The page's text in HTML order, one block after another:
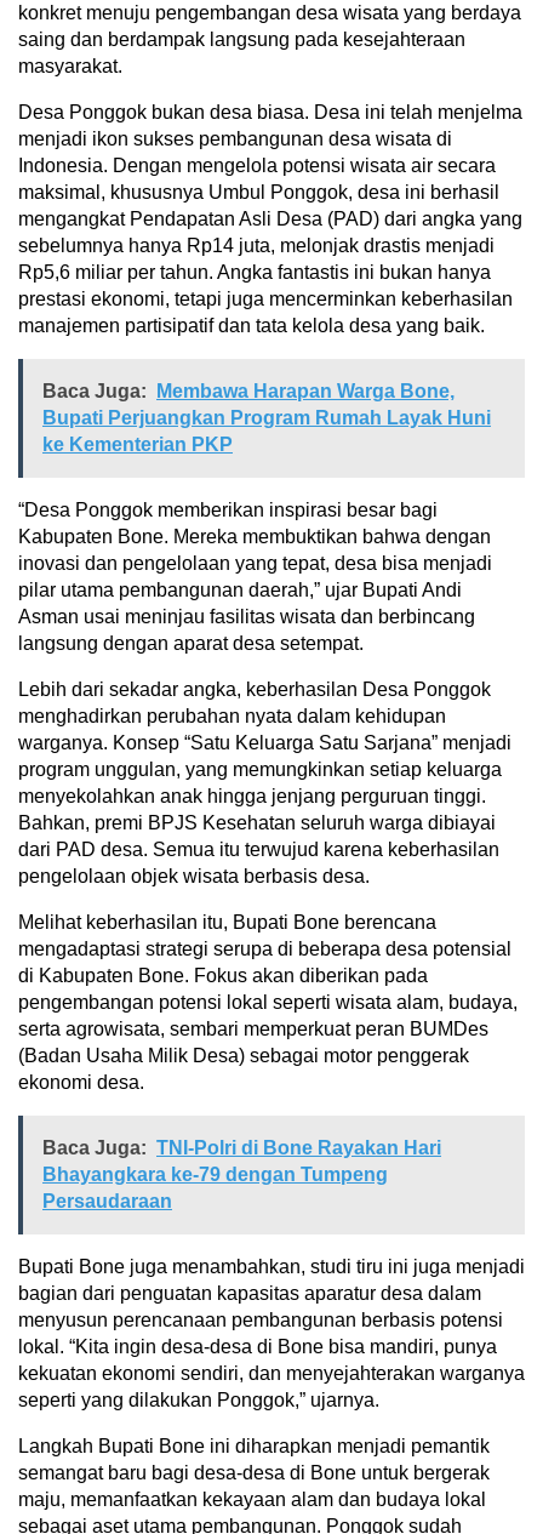
konkret menuju pengembangan desa wisata yang berdaya
saing dan berdampak langsung pada kesejahteraan
masyarakat.
Desa Ponggok bukan desa biasa. Desa ini telah menjelma
menjadi ikon sukses pembangunan desa wisata di
Indonesia. Dengan mengelola potensi wisata air secara
maksimal, khususnya Umbul Ponggok, desa ini berhasil
mengangkat Pendapatan Asli Desa (PAD) dari angka yang
sebelumnya hanya Rp14 juta, melonjak drastis menjadi
Rp5,6 miliar per tahun. Angka fantastis ini bukan hanya
prestasi ekonomi, tetapi juga mencerminkan keberhasilan
manajemen partisipatif dan tata kelola desa yang baik.
Baca Juga:
Membawa Harapan Warga Bone,
Bupati Perjuangkan Program Rumah Layak Huni
ke Kementerian PKP
“Desa Ponggok memberikan inspirasi besar bagi
Kabupaten Bone. Mereka membuktikan bahwa dengan
inovasi dan pengelolaan yang tepat, desa bisa menjadi
pilar utama pembangunan daerah,” ujar Bupati Andi
Asman usai meninjau fasilitas wisata dan berbincang
langsung dengan aparat desa setempat.
Lebih dari sekadar angka, keberhasilan Desa Ponggok
menghadirkan perubahan nyata dalam kehidupan
warganya. Konsep “Satu Keluarga Satu Sarjana” menjadi
program unggulan, yang memungkinkan setiap keluarga
menyekolahkan anak hingga jenjang perguruan tinggi.
Bahkan, premi BPJS Kesehatan seluruh warga dibiayai
dari PAD desa. Semua itu terwujud karena keberhasilan
pengelolaan objek wisata berbasis desa.
Melihat keberhasilan itu, Bupati Bone berencana
mengadaptasi strategi serupa di beberapa desa potensial
di Kabupaten Bone. Fokus akan diberikan pada
pengembangan potensi lokal seperti wisata alam, budaya,
serta agrowisata, sembari memperkuat peran BUMDes
(Badan Usaha Milik Desa) sebagai motor penggerak
ekonomi desa.
Baca Juga: TNI-Polri di Bone Rayakan Hari
Bhayangkara ke-79 dengan Tumpeng
Persaudaraan
Bupati Bone juga menambahkan, studi tiru ini juga menjadi
bagian dari penguatan kapasitas aparatur desa dalam
menyusun perencanaan pembangunan berbasis potensi
lokal. “Kita ingin desa-desa di Bone bisa mandiri, punya
kekuatan ekonomi sendiri, dan menyejahterakan warganya
seperti yang dilakukan Ponggok,” ujarnya.
Langkah Bupati Bone ini diharapkan menjadi pemantik
semangat baru bagi desa-desa di Bone untuk bergerak
maju, memanfaatkan kekayaan alam dan budaya lokal
sebagai aset utama pembangunan. Ponggok sudah